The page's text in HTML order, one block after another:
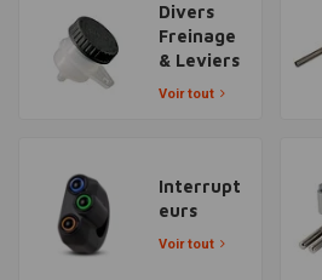
Divers
Freinage
& Leviers
Voir tout
Interrupt
eurs
Voir tout